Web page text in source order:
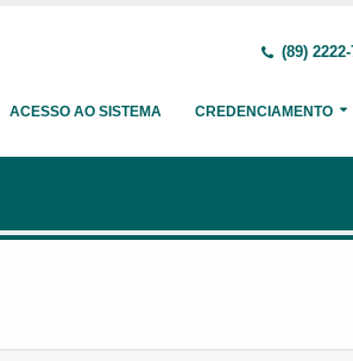
(89)
ACESSO AO SISTEMA CREDENCIAMENTO